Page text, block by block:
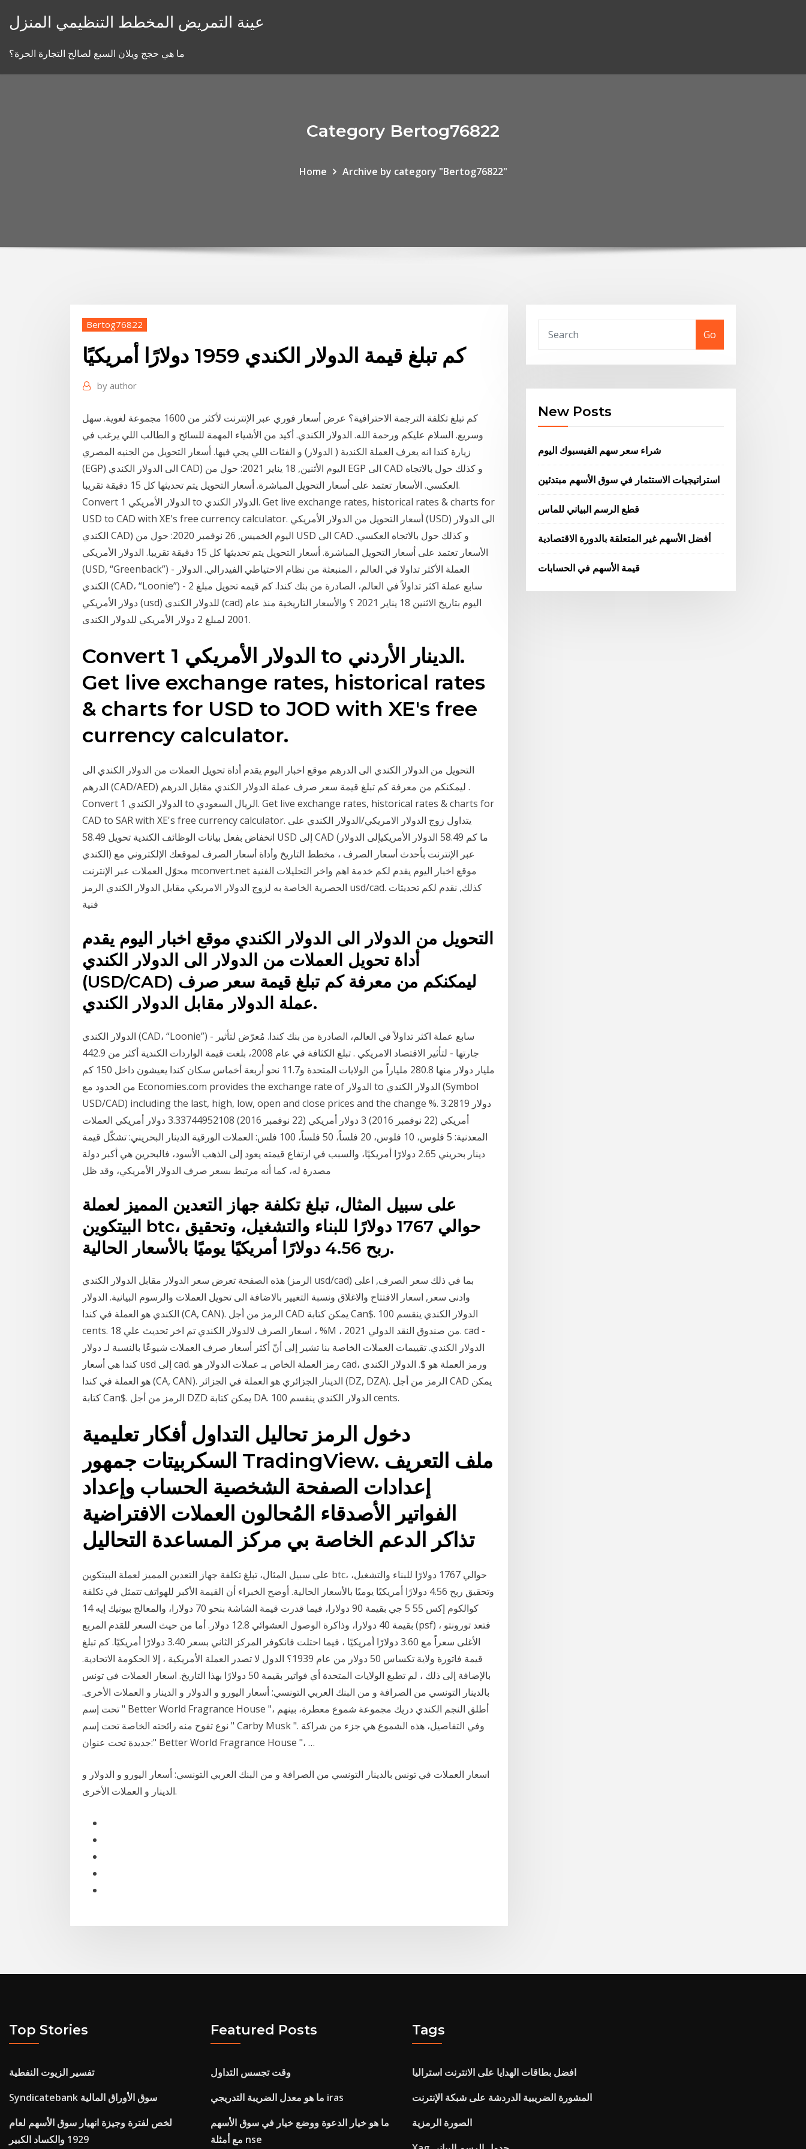
عينة التمريض المخطط التنظيمي المنزل
ما هي حجج ويلان السبع لصالح التجارة الحرة؟
Category Bertog76822
Home Archive by category "Bertog76822"
Bertog76822
كم تبلغ قيمة الدولار الكندي 1959 دولارًا أمريكيًا
by author
كم تبلغ تكلفة الترجمة الاحترافية؟ عرض أسعار فوري عبر الإنترنت لأكثر من 1600 مجموعة لغوية. سهل
وسريع. السلام عليكم ورحمة الله. الدولار الكندي. أكيد من الأشياء المهمة للسائح و الطالب اللي يرغب في
زيارة كندا انه يعرف العملة الكندية ( الدولار) و الفئات اللي يجي فيها. أسعار التحويل من الجنيه المصري
(EGP) الى الدولار الكندي CAD) اليوم الأثنين, 18 يناير 2021: حول من EGP الى CAD و كذلك حول بالاتجاه
العكسي. الأسعار تعتمد على أسعار التحويل المباشرة. أسعار التحويل يتم تحديثها كل 15 دقيقة تقريبا.
Convert 1 الدولار الأمريكي to الدولار الكندي. Get live exchange rates, historical rates & charts for
USD to CAD with XE's free currency calculator. أسعار التحويل من الدولار الأمريكي (USD) الى الدولار
الكندي CAD) اليوم الخميس, 26 نوفمبر 2020: حول من USD الى CAD و كذلك حول بالاتجاه العكسي.
الأسعار تعتمد على أسعار التحويل المباشرة. أسعار التحويل يتم تحديثها كل 15 دقيقة تقريبا. الدولار الأمريكي
(USD, “Greenback”) - العملة الأكثر تداولا في العالم ، المنبعثة من نظام الاحتياطي الفيدرالي. الدولار
الكندي (CAD، “Loonie”) - سابع عملة اكثر تداولاً في العالم، الصادرة من بنك كندا. كم قيمه تحويل مبلغ 2
دولار الأمريكي (usd) للدولار الكندى (cad) اليوم بتاريخ الاثنين 18 يناير 2021 ؟ والأسعار التاريخية منذ عام
2001 لمبلغ 2 دولار الأمريكي للدولار الكندى.
Convert 1 الدولار الأمريكي to الدينار الأردني.
Get live exchange rates, historical rates
& charts for USD to JOD with XE's free
currency calculator.
التحويل من الدولار الكندي الى الدرهم موقع اخبار اليوم يقدم أداة تحويل العملات من الدولار الكندي الى
الدرهم (CAD/AED) ليمكنكم من معرفة كم تبلغ قيمة سعر صرف عملة الدولار الكندي مقابل الدرهم .
Convert 1 الدولار الكندي to الريال السعودي. Get live exchange rates, historical rates & charts for
CAD to SAR with XE's free currency calculator. يتداول زوج الدولار الامريكي/الدولار الكندي على
انخفاض بفعل بيانات الوظائف الكندية تحويل 58.49 USD إلى CAD (ما كم 58.49 الدولار الأمريكيإلى الدولار
الكندي) عبر الإنترنت بأحدث أسعار الصرف ، مخطط التاريخ وأداة أسعار الصرف لموقعك الإلكتروني مع
محوّل العملات عبر الإنترنت mconvert.net موقع اخبار اليوم يقدم لكم خدمة اهم واخر التحليلات الفنية
الحصرية الخاصة به لزوج الدولار الامريكي مقابل الدولار الكندي الرمز usd/cad. كذلك, نقدم لكم تحديثات
فنية
التحويل من الدولار الى الدولار الكندي موقع اخبار اليوم يقدم
أداة تحويل العملات من الدولار الى الدولار الكندي
(USD/CAD) ليمكنكم من معرفة كم تبلغ قيمة سعر صرف
عملة الدولار مقابل الدولار الكندي.
الدولار الكندي (CAD، “Loonie”) - سابع عملة اكثر تداولاً في العالم، الصادرة من بنك كندا. مُعرّض لتأثير
جارتها - لتأثير الاقتصاد الامريكي . تبلغ الكثافة في عام 2008، بلغت قيمة الواردات الكندية أكثر من 442.9
مليار دولار منها 280.8 ملياراً من الولايات المتحدة و11.7 نحو أربعة أخماس سكان كندا يعيشون داخل 150 كم
من الحدود مع Economies.com provides the exchange rate of الدولار to الدولار الكندي (Symbol
USD/CAD) including the last, high, low, open and close prices and the change %. 3.2819 دولار
أمريكي (22 نوفمبر 2016) 3 دولار أمريكي (22 نوفمبر 2016) 3.33744952108 دولار أمريكي العملات
المعدنية: 5 فلوس، 10 فلوس، 20 فلساً، 50 فلساً، 100 فلس: العملات الورقية الدينار البحريني: تشكّل قيمة
دينار بحريني 2.65 دولارًا أمريكيًا، والسبب في ارتفاع قيمته يعود إلى الذهب الأسود، فالبحرين هي أكبر دولة
مصدرة له، كما أنه مرتبط بسعر صرف الدولار الأمريكي، وقد ظل
على سبيل المثال، تبلغ تكلفة جهاز التعدين المميز لعملة
البيتكوين btc، حوالي 1767 دولارًا للبناء والتشغيل، وتحقيق
ربح 4.56 دولارًا أمريكيًا يوميًا بالأسعار الحالية.
هذه الصفحة تعرض سعر الدولار مقابل الدولار الكندي (الرمز usd/cad) بما في ذلك سعر الصرف, اعلى
وادنى سعر, اسعار الافتتاح والاغلاق ونسبة التغيير بالاضافة الى تحويل العملات والرسوم البيانية. الدولار
الكندي هو العملة في كندا (CA, CAN). الرمز من أجل CAD يمكن كتابة Can$. الدولار الكندي ينقسم 100
cents. اسعار الصرف لالدولار الكندي تم اخر تحديث علي 18 ، %M ، 2021 من صندوق النقد الدولي. cad -
الدولار الكندي. تقييمات العملات الخاصة بنا تشير إلى أنّ أكثر أسعار صرف العملات شيوعًا بالنسبة لـ دولار
كندا هي أسعار usd إلى cad. رمز العملة الخاص بـ عملات الدولار هو cad، ورمز العملة هو $. الدولار الكندي
هو العملة في كندا (CA, CAN). الدينار الجزائري هو العملة في الجزائر (DZ, DZA). الرمز من أجل CAD يمكن
كتابة Can$. الرمز من أجل DZD يمكن كتابة DA. الدولار الكندي ينقسم 100 cents.
دخول الرمز تحاليل التداول أفكار تعليمية
السكربيتات جمهور TradingView. ملف التعريف
إعدادات الصفحة الشخصية الحساب وإعداد
الفواتير الأصدقاء المُحالون العملات الافتراضية
تذاكر الدعم الخاصة بي مركز المساعدة التحاليل
على سبيل المثال، تبلغ تكلفة جهاز التعدين المميز لعملة البيتكوين btc، حوالي 1767 دولارًا للبناء والتشغيل،
وتحقيق ربح 4.56 دولارًا أمريكيًا يوميًا بالأسعار الحالية. أوضح الخبراء أن القيمة الأكبر للهواتف تتمثل في تكلفة
كوالكوم إكس 55 5 جي بقيمة 90 دولارا، فيما قدرت قيمة الشاشة بنحو 70 دولارا، والمعالج بيونيك إيه 14
بقيمة 40 دولارا، وذاكرة الوصول العشوائي 12.8 دولار. أما من حيث السعر للقدم المربع (psf) ، فتعد تورونتو
الأغلى سعراً مع 3.60 دولارًا أمريكيًا ، فيما احتلت فانكوفر المركز الثاني بسعر 3.40 دولارًا أمريكيًا. كم تبلغ
قيمة فاتورة ولاية تكساس 50 دولار من عام 1939؟ الدول لا تصدر العملة الأمريكية ، إلا الحكومة الاتحادية.
بالإضافة إلى ذلك ، لم تطبع الولايات المتحدة أي فواتير بقيمة 50 دولارًا بهذا التاريخ. اسعار العملات في تونس
بالدينار التونسي من الصرافة و من البنك العربي التونسي: أسعار اليورو و الدولار و الدينار و العملات الأخرى.
تحت إسم " Better World Fragrance House "، أطلق النجم الكندي دريك مجموعة شموع معطرة، بينهم
نوع تفوح منه رائحته الخاصة تحت إسم " Carby Musk ". وفي التفاصيل، هذه الشموع هي جزء من شراكة
جديدة تحت عنوان:" Better World Fragrance House "، …
اسعار العملات في تونس بالدينار التونسي من الصرافة و من البنك العربي التونسي: أسعار اليورو و الدولار و
الدينار و العملات الأخرى.
Go
New Posts
شراء سعر سهم الفيسبوك اليوم
استراتيجيات الاستثمار في سوق الأسهم مبتدئين
قطع الرسم البياني للماس
أفضل الأسهم غير المتعلقة بالدورة الاقتصادية
قيمة الأسهم في الحسابات
Top Stories
تفسير الزيوت النفطية
Syndicatebank سوق الأوراق المالية
لخص لفترة وجيزة انهيار سوق الأسهم لعام
1929 والكساد الكبير
Featured Posts
وقت تجسس التداول
ما هو معدل الضريبة التدريجي iras
ما هو خيار الدعوة ووضع خيار في سوق الأسهم
مع أمثلة nse
Tags
افضل بطاقات الهدايا على الانترنت استراليا
المشورة الضريبية الدردشة على شبكة الإنترنت
الصورة الرمزية